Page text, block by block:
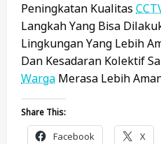
Peningkatan Kualitas
Langkah Yang Bisa
Lingkungan Yang Lebih
Dan Kesadaran Kolektif
Warga Merasa Lebih
Share This:
Facebook X